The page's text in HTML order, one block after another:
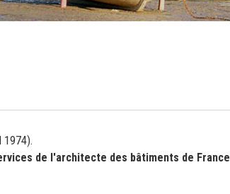
1974).
de l'architecte des bâtiments de France